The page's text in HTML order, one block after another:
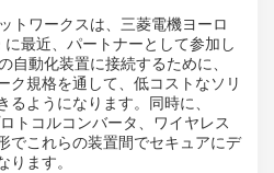
トワークスは、三菱電機ヨーロ
最近、パートナーとして参加し
自動化装置に接続するために、
ク規格を通して、低コストなソリ
ようになります。同時に、
トコルコンバータ、ワイヤレス
でこれらの装置間でセキュアにデ
ます。